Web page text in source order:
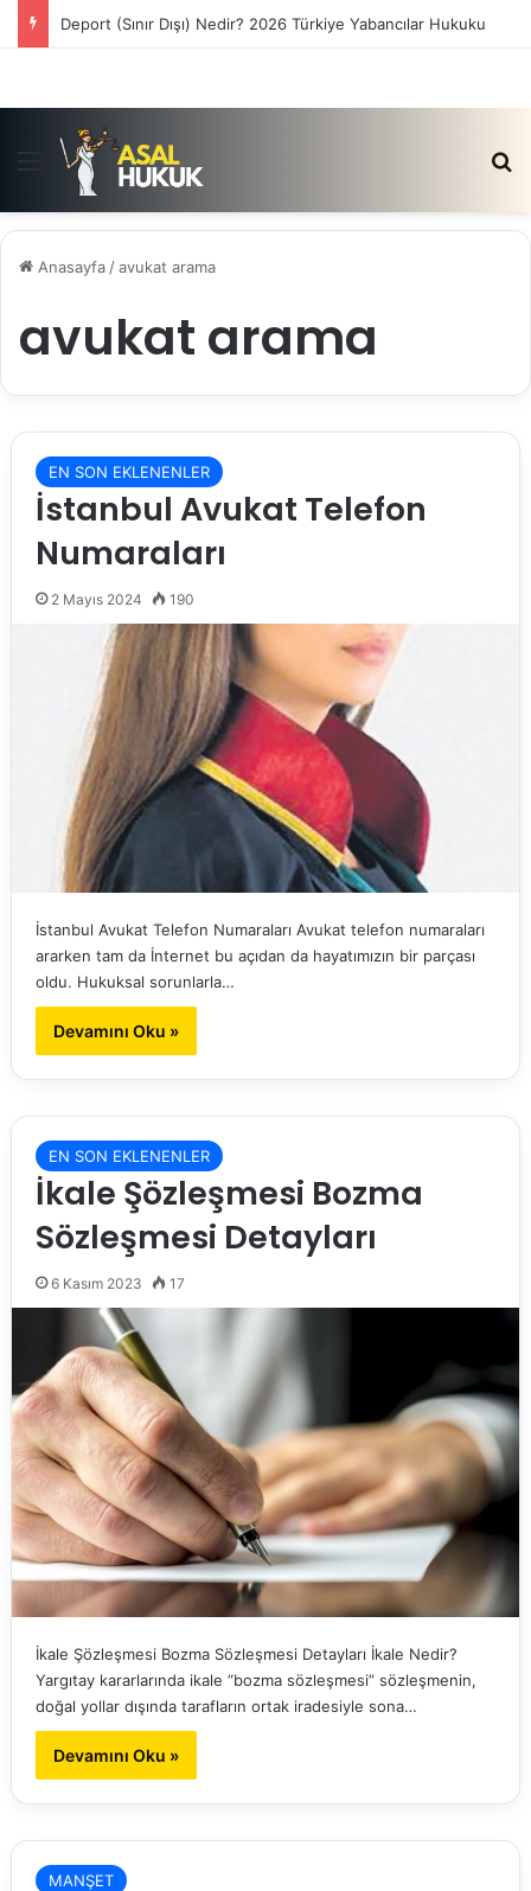
Deport (Sınır Dışı) Nedir? 2026 Türkiye Yabancılar Hukuku
Menü
Anasayfa /avukat arama
avukat arama
EN SON EKLENENLER
İstanbul Avukat Telefon
Numaraları
2 Mayıs 2024 190
İstanbul Avukat Telefon Numaraları Avukat telefon numaraları
ararken tam da İnternet bu açıdan da hayatımızın bir parçası
oldu. Hukuksal sorunlarla…
Devamını Oku »
EN SON EKLENENLER
İkale Şözleşmesi Bozma
Sözleşmesi Detayları
6 Kasım 2023 17
İkale Şözleşmesi Bozma Sözleşmesi Detayları İkale Nedir?
Yargıtay kararlarında ikale “bozma sözleşmesi” sözleşmenin,
doğal yollar dışında tarafların ortak iradesiyle sona…
Devamını Oku »
MANŞET